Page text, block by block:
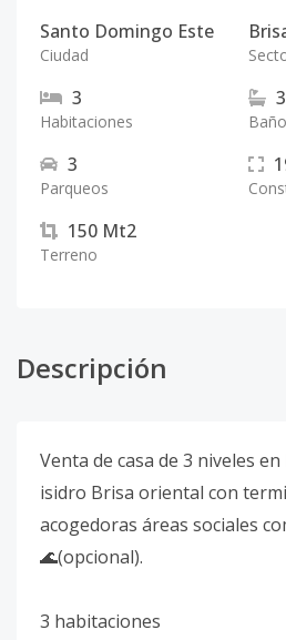
Santo Domingo Este
Ciudad
3
Habitaciones
3
3
Parqueos
150 Mt2
Terreno
Descripción
Venta de casa de 3 niveles
isidro Brisa oriental con
acogedoras áreas sociales
🌊(opcional).
3 habitaciones